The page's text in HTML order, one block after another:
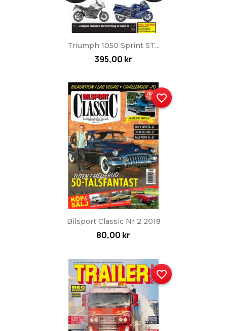
Triumph 1050 Sprint ST...
395,00 kr
Bilsport Classic Nr 2 2018
80,00 kr
favorite_border
favorite_border